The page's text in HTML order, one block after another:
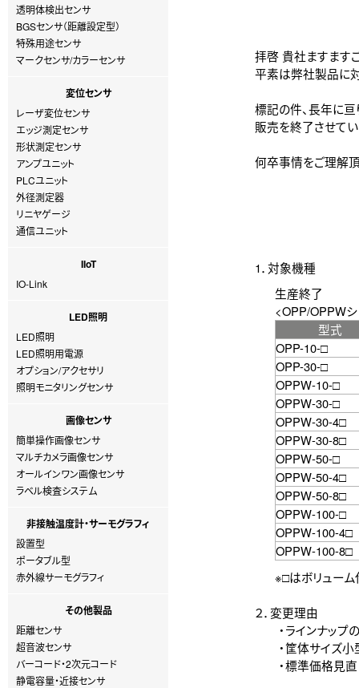
透明体検出センサ
BGSセンサ（距離設定型）
特殊用途センサ
マークセンサ/カラーセンサ
変位センサ
レーザ変位センサ
エッジ測定センサ
形状測定センサ
アンプユニット
PLCユニット
外径測定器
リニヤゲージ
通信ユニット
IIoT
IO-Link
LED照明
LED照明
LED照明用電源
オプション/アクセサリ
照明モニタリングセンサ
画像センサ
簡単操作画像センサ
マルチカメラ画像センサ
オールインワン画像センサ
ラベル検査システム
非接触温度計・サーモグラフィ
設置型
ポータブル型
赤外線サーモグラフィ
その他製品
距離センサ
超音波センサ
バーコード・2次元コード
静電容量・近接センサ
拝啓 貴社ますます
平素は弊社製品に
標記の件、長年に亘
販売を終了させてい
何卒事情をご理解
1．対象機種
生産終了
<OPP/OPPW
型式
OPP-10-□
OPP-30-□
OPPW-10-□
OPPW-30-□
OPPW-30-4□
OPPW-30-8□
OPPW-50-□
OPPW-50-4□
OPPW-50-8□
OPPW-100-□
OPPW-100-4□
OPPW-100-8□
※□はボリューム
２．変更理由
・ラインナップ
・筐体サイズ小
・標準価格見直